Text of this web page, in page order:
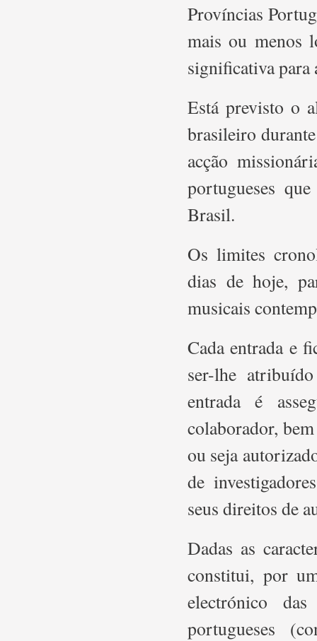
Províncias
mais ou menos
significativa para
Está previsto o
brasileiro
acção
portugueses
Brasil.
Os limites
dias de hoje,
musicais
Cada entrada e
ser-lhe
entrada é
colaborador,
ou seja
de
seus direitos de
Dadas as
constitui, por
electrónico
portugueses